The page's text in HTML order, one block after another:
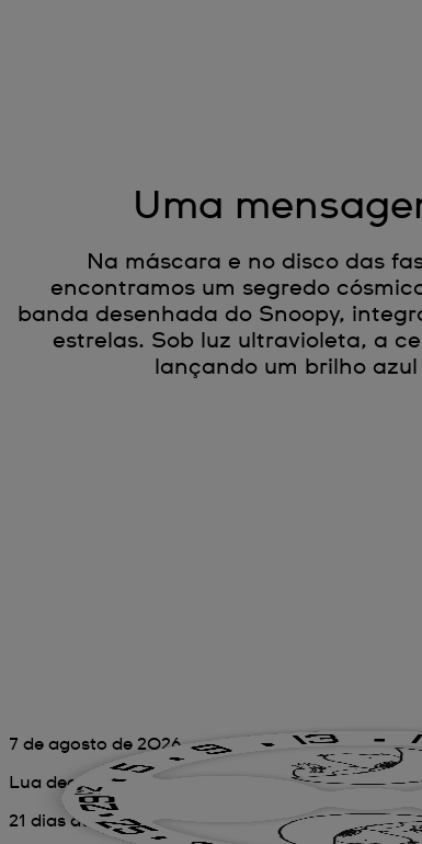
Uma
Na máscara e no disco das
encontramos um segredo
banda desenhada do Snoopy,
estrelas. Sob luz ultravioleta, a
lançando um brilho